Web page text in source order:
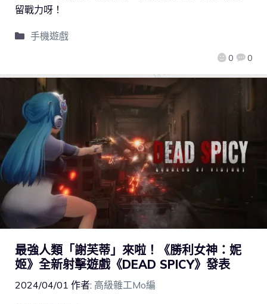
0 0
留戰力呀！
手機遊戲
最強人類「謝芙蒂」來啦！《勝利女神：妮
姬》全新射擊遊戲《DEAD SPICY》發表
2024/04/01 作者: 高級雜工Mo編